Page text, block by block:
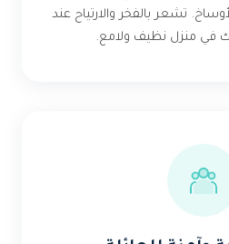
تشعر بالفخر والارتياح عند
في منزل نظيف ولامع.